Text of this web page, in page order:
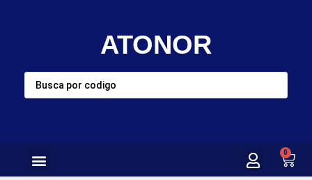
ATONOR
0